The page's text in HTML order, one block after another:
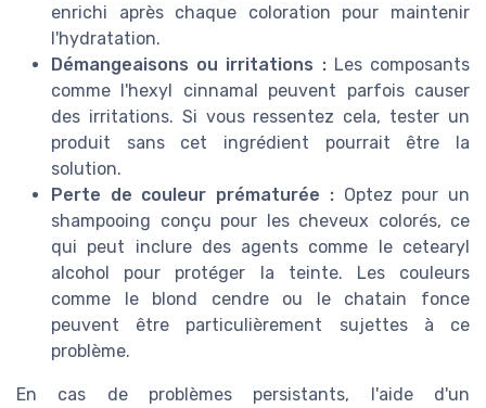
enrichi après chaque coloration pour maintenir
l'hydratation.
Démangeaisons ou irritations :Les composants
comme l'hexyl cinnamal peuvent parfois causer
des irritations. Si vous ressentez cela, tester un
produit sans cet ingrédient pourrait être la
solution.
Perte de couleur prématurée :Optez pour un
shampooing conçu pour les cheveux colorés, ce
qui peut inclure des agents comme le cetearyl
alcohol pour protéger la teinte. Les couleurs
comme le blond cendre ou le chatain fonce
peuvent être particulièrement sujettes à ce
problème.
En cas de problèmes persistants, l'aide d'un